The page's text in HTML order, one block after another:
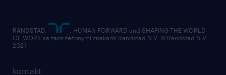
kontakt
RANDSTAD,
, HUMAN FORWARD and SHAPING THE WORLD
OF WORK są zastrzeżonymi znakami Randstad N.V. © Randstad N.V
2021